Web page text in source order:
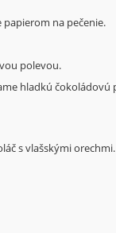
na pečenie.
polevou.
hladkú čokoládovú
s vlašskými